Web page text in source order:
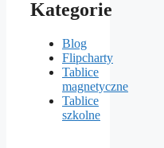
Kategorie
Blog
Flipcharty
Tablice
magnetyczne
Tablice
szkolne